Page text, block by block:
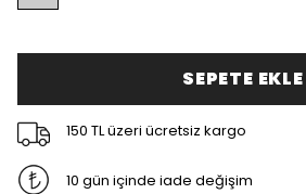
SEPETE EKLE
150 TL üzeri ücretsiz kargo
10 gün içinde iade değişim